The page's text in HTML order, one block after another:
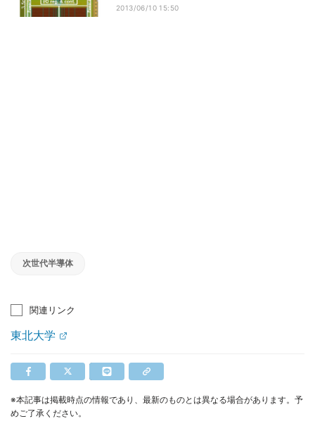
2013/06/10 15:50
次世代半導体
関連リンク
東北大学
※本記事は掲載時点の情報であり、最新のものとは異なる場合があります。予
めご了承ください。